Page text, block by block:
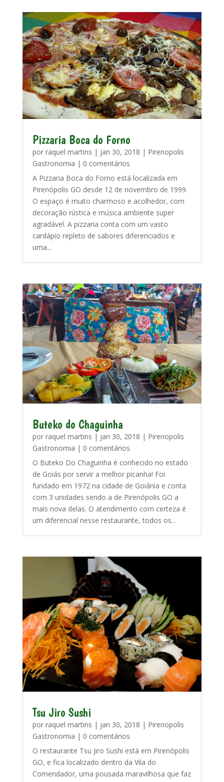
Pizzaria Boca do Forno
por raquel martins | jan 30, 2018 | Pirenopolis
Gastronomia | 0 comentários
A Pizzaria Boca do Forno está localizada em
Pirenópolis GO desde 12 de novembro de 1999.
O espaço é muito charmoso e acolhedor, com
decoração rústica e música ambiente super
agradável. A pizzaria conta com um vasto
cardápio repleto de sabores diferenciados e
uma...
Buteko do Chaguinha
por raquel martins | jan 30, 2018 | Pirenopolis
Gastronomia | 0 comentários
O Buteko Do Chaguinha é conhecido no estado
de Goiás por servir a melhor picanha! Foi
fundado em 1972 na cidade de Goiânia e conta
com 3 unidades sendo a de Pirenópolis GO a
mais nova delas. O atendimento com certeza é
um diferencial nesse restaurante, todos os...
Tsu Jiro Sushi
por raquel martins | jan 30, 2018 | Pirenopolis
Gastronomia | 0 comentários
O restaurante Tsu Jiro Sushi está em Pirenópolis
GO, e fica localizado dentro da Vila do
Comendador, uma pousada maravilhosa que faz